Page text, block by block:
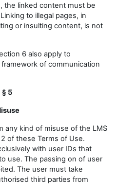
the linked content must be
to illegal pages, in
or insulting content, is not
6 also apply to
of communication
§ 5
any kind of misuse of the LMS
of these Terms of Use.
with user IDs that
use. The passing on of user
The user must take
third parties from